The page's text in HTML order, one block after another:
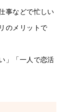
事などで忙しい
のメリットで
」「一人で恋活